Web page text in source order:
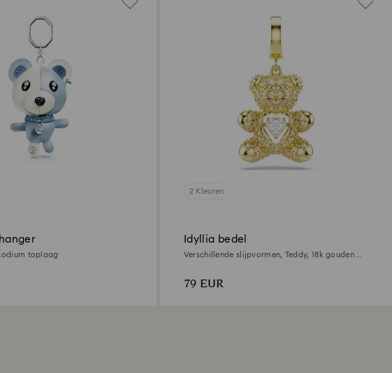
toplaag
2 Kleuren
Idyllia bedel
Verschillende slijpvormen, Teddy, ‎18k gouden
79 EUR